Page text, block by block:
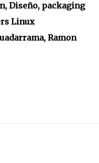
Diseño, packaging
Linux
Ramon